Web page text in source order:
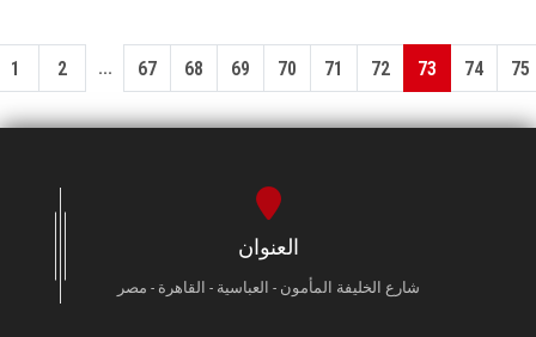
1 2 ... 67 68 69 70 71 72 73 74 75
العنوان
شارع الخليفة المأمون - العباسية - القاهرة - مصر